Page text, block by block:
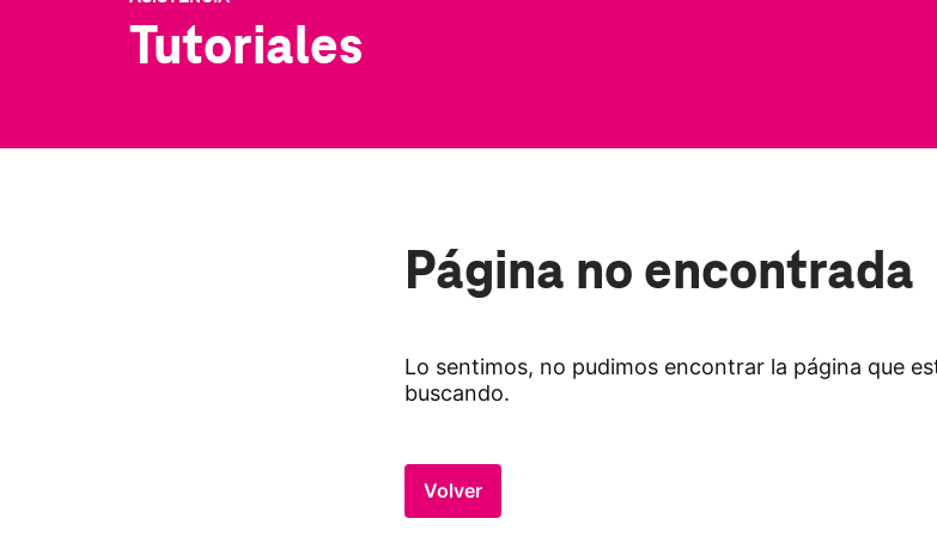
Tutoriales